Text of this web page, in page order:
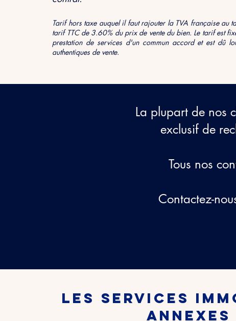
Tarif hors taxe auquel il faut rajouter la TVA française au
tarif TTC de 3.60% du prix de vente du bien. Le tarif est
prestation de services d'un commun accord et est dû
authentiques de vente.
La plupart de nos
exclusif de
Tous nos
Contactez-
Les services
annexes